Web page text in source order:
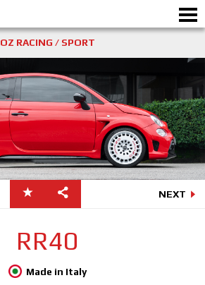
B2B CONFIGURATOR
ALUFÆLGE
GALLERI
ITALIENSK SELSKAB
AUTORISEREDE
OZ RACING / SPORT
NEXT
RR40
Made in Italy